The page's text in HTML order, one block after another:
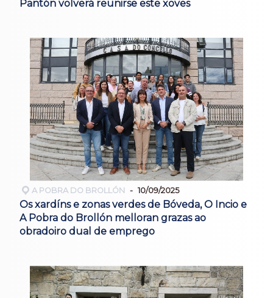
Pantón volverá reunirse este xoves
A POBRA DO BROLLÓN 10/09/2025
Os xardíns e zonas verdes de Bóveda, O Incio e
A Pobra do Brollón melloran grazas ao
obradoiro dual de emprego